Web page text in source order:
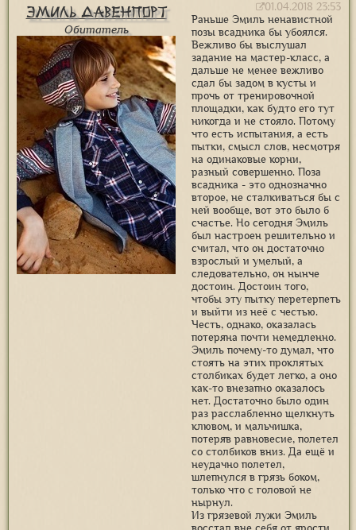
Эмиль Давенпорт
Обитатель
01.04.2018 23:53
Раньше Эмиль ненавистной
позы всадника бы убоялся.
Вежливо бы выслушал
задание на мастер-класс, а
дальше не менее вежливо
сдал бы задом в кусты и
прочь от тренировочной
площадки, как будто его тут
никогда и не стояло. Потому
что есть испытания, а есть
пытки, смысл слов, несмотря
на одинаковые корни,
разный совершенно. Поза
всадника - это однозначно
второе, не сталкиваться бы с
ней вообще, вот это было б
счастье. Но сегодня Эмиль
был настроен решительно и
считал, что он достаточно
взрослый и умелый, а
следовательно, он нынче
достоин. Достоин того,
чтобы эту пытку перетерпеть
и выйти из неё с честью.
Честь, однако, оказалась
потеряна почти немедленно.
Эмиль почему-то думал, что
стоять на этих проклятых
столбиках будет легко, а оно
как-то внезапно оказалось
нет. Достаточно было один
раз расслабленно щелкнуть
клювом, и мальчишка,
потеряв равновесие, полетел
со столбиков вниз. Да ещё и
неудачно полетел,
шлепнулся в грязь боком,
только что с головой не
нырнул.
Из грязевой лужи Эмиль